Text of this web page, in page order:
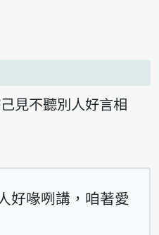
見不聽別人好言相
好喙咧講，咱著愛